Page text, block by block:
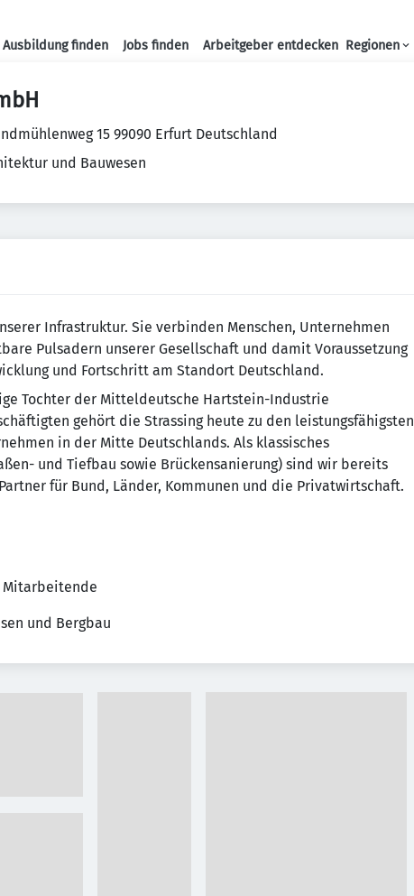
Haupt-Navigation
Ausbildung finden Jobs finden Arbeitgeber entdecken Regionen
15 99090 Erfurt Deutschland
und Bauwesen
Infrastruktur. Sie verbinden Menschen, Unternehmen
Pulsadern unserer Gesellschaft und damit Voraussetzung
und Fortschritt am Standort Deutschland.
Tochter der Mitteldeutsche Hartstein-Industrie
gehört die Strassing heute zu den leistungsfähigsten
in der Mitte Deutschlands. Als klassisches
und Tiefbau sowie Brückensanierung) sind wir bereits
für Bund, Länder, Kommunen und die Privatwirtschaft.
Mitarbeitende
und Bergbau